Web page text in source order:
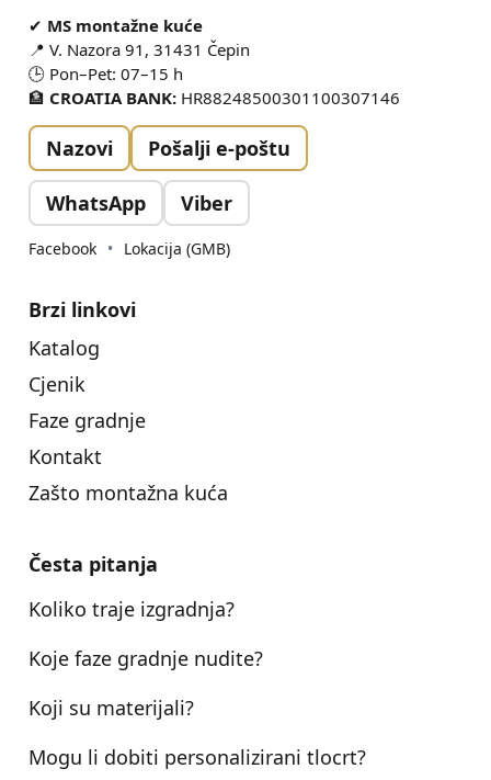
✔ MS montažne kuće
📍 V. Nazora 91, 31431 Čepin
🕒 Pon–Pet: 07–15 h
🏦 CROATIA BANK: HR88248500301100307146
Nazovi Pošalji e-poštu
WhatsApp Viber
Facebook • Lokacija (GMB)
Brzi linkovi
Katalog
Cjenik
Faze gradnje
Kontakt
Zašto montažna kuća
Česta pitanja
Koliko traje izgradnja?
Koje faze gradnje nudite?
Koji su materijali?
Mogu li dobiti personalizirani tlocrt?